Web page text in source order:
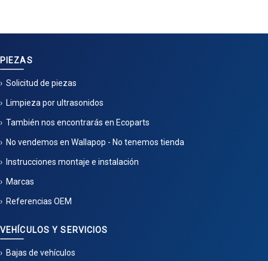
PIEZAS
Solicitud de piezas
Limpieza por ultrasonidos
También nos encontrarás en Ecoparts
No vendemos en Wallapop - No tenemos tienda
Instrucciones montaje e instalación
Marcas
Referencias OEM
VEHÍCULOS Y SERVICIOS
Bajas de vehículos